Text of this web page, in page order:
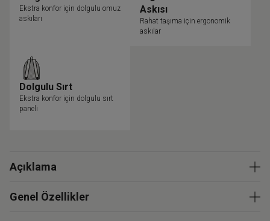
Ekstra konfor için dolgulu omuz
askıları
Askısı
Rahat taşıma için ergonomik
askılar
Dolgulu Sırt
Ekstra konfor için dolgulu sırt
paneli
Açıklama
Genel Özellikler